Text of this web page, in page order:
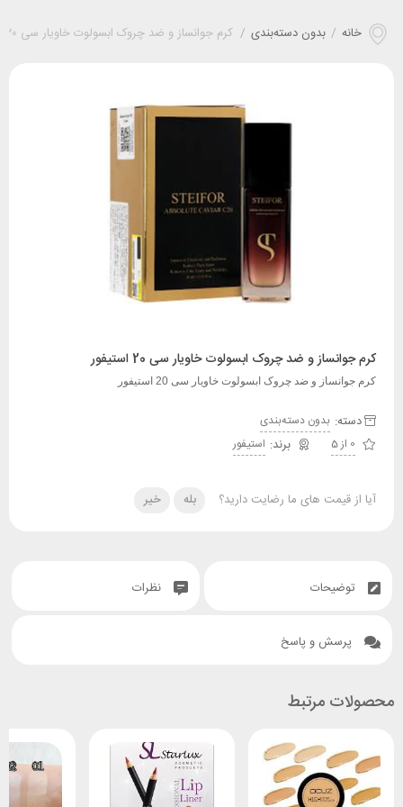
خانه / بدون دسته‌بندی / کرم جوانساز و ضد چروک ابسولوت خاویار سی 20 استیفور
کرم جوانساز و ضد چروک ابسولوت خاویار سی 20 استیفور
کرم جوانساز و ضد چروک ابسولوت خاویار سی 20 استیفور
دسته: بدون دسته‌بندی
0 از 5
استیفور
آیا از قیمت های ما رضایت دارید؟ بله خیر
توضیحات نظرات
پرسش و پاسخ
محصولات مرتبط